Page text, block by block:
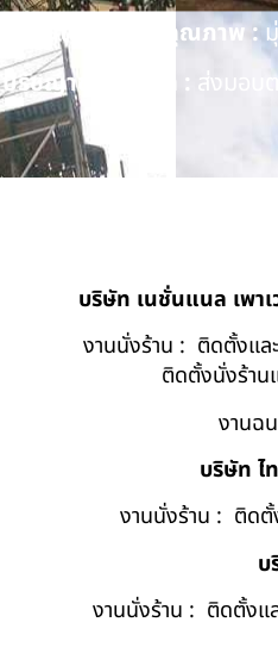
นโยบายด้านคุณภาพ :
ปรัชญาของบริษัท : ส่งมอบ
บริษัท เนชั่นแนล เพา
งานนั่งร้าน : ติดตั้งแล
ติดตั้งนั่งร้าน
งานฉ
บริษัท ไ
งานนั่งร้าน : ติดตั้
บ
งานนั่งร้าน : ติดตั้งแ